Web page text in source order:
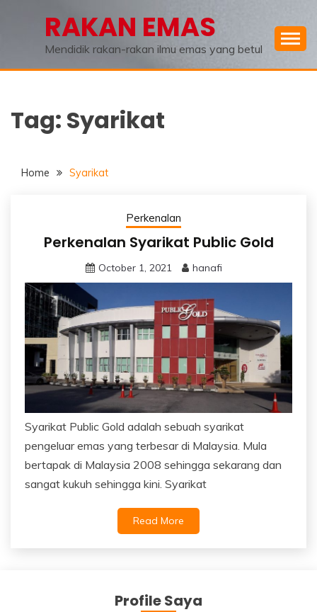
RAKAN EMAS
Mendidik rakan-rakan ilmu emas yang betul
Tag: Syarikat
Home Syarikat
Perkenalan
Perkenalan Syarikat Public Gold
October 1, 2021 hanafi
Syarikat Public Gold adalah sebuah syarikat
pengeluar emas yang terbesar di Malaysia. Mula
bertapak di Malaysia 2008 sehingga sekarang dan
sangat kukuh sehingga kini. Syarikat
Read More
Profile Saya